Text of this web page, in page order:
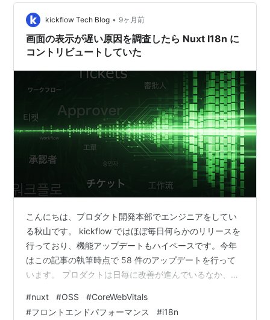
kickflow Tech Blog • 9ヶ月前
画面の表示が遅い原因を調査したら Nuxt I18n に
コントリビュートしていた
こんにちは、プロダクト開発本部でエンジニアをしてい
る秋山です。 kickflow ではほぼ毎日何らかのリリースを
行っており、機能アップデートもハイペースです。今年
はこの記事の執筆時点で 58 件のアップデートを行って
います。 プロダクトは日毎に改善が進んでいるなか、
いる」という報告が挙がりました。以前はそこまで遅く
なかったのに、ここ最近表示の遅さが顕著になったとい
#nuxt #OSS #CoreWebVitals
#フロントエンドパフォーマンス #i18n